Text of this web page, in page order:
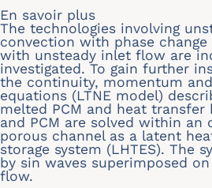
En savoir plus
The technologies involving
convection with phase
with unsteady inlet flow are
investigated. To gain further
the continuity, momentum
equations (LTNE model)
melted PCM and heat
and PCM are solved within an
porous channel as a latent
storage system (LHTES). The
by sin waves superimposed
flow.